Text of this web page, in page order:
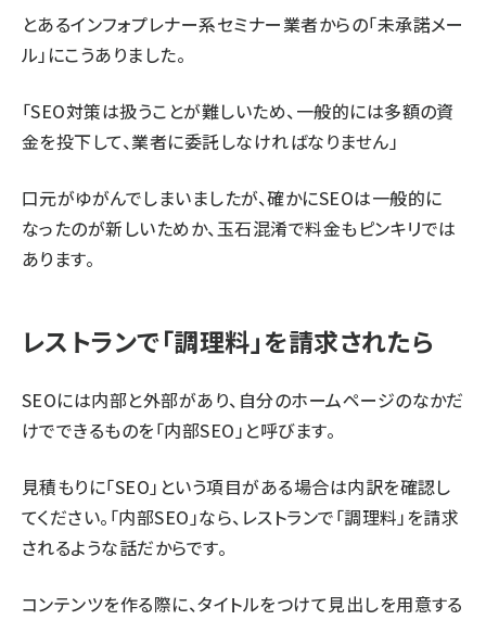
とあるインフォプレナー系セミナー業者からの「未承諾メー
ル」にこうありました。
「SEO対策は扱うことが難しいため、一般的には多額の資
金を投下して、業者に委託しなければなりません」
口元がゆがんでしまいましたが、確かにSEOは一般的に
なったのが新しいためか、玉石混淆で料金もピンキリでは
あります。
レストランで「調理料」を請求されたら
SEOには内部と外部があり、自分のホームページのなかだ
けでできるものを「内部SEO」と呼びます。
見積もりに「SEO」という項目がある場合は内訳を確認し
てください。「内部SEO」なら、レストランで「調理料」を請求
されるような話だからです。
コンテンツを作る際に、タイトルをつけて見出しを用意する